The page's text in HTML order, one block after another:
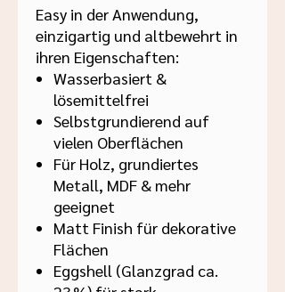
Easy in der Anwendung,
einzigartig und altbewehrt in
ihren Eigenschaften:
Wasserbasiert &
lösemittelfrei
Selbstgrundierend auf
vielen Oberflächen
Für Holz, grundiertes
Metall, MDF & mehr
geeignet
Matt Finish für dekorative
Flächen
Eggshell (Glanzgrad ca.